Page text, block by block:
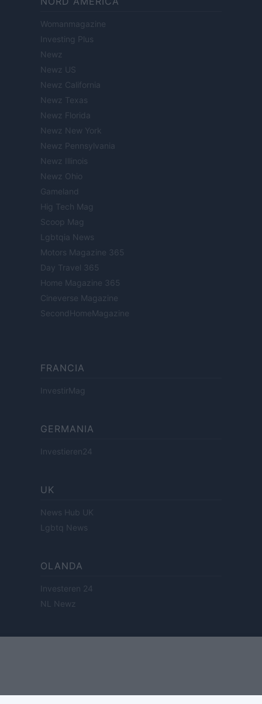
Womanmagazine
Investing Plus
Newz
Newz US
Newz California
Newz Texas
Newz Florida
Newz New York
Newz Pennsylvania
Newz Illinois
Newz Ohio
Gameland
Hig Tech Mag
Scoop Mag
Lgbtqia News
Motors Magazine 365
Day Travel 365
Home Magazine 365
Cineverse Magazine
SecondHomeMagazine
FRANCIA
InvestirMag
GERMANIA
Investieren24
UK
News Hub UK
Lgbtq News
OLANDA
Investeren 24
NL Newz